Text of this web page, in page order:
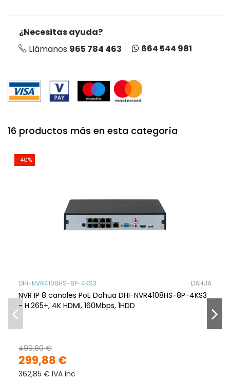
¿Necesitas ayuda?
Llámanos 965 784 463 664 544 981
16 productos más en esta categoría
-40%
DHI-NVR4108HS-8P-4KS3 DAHUA
NVR IP 8 canales PoE Dahua DHI-NVR4108HS-8P-4KS3
- H.265+, 4K HDMI, 160Mbps, 1HDD
299,88 €
499,80 €
362,85 € IVA inc